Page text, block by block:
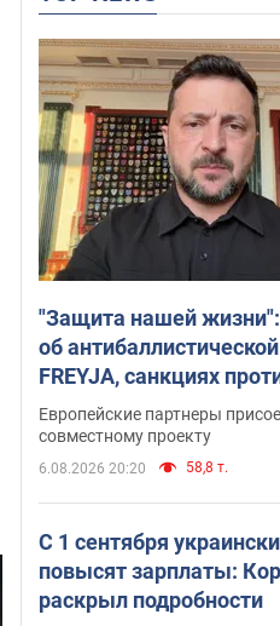
"Защита нашей
об
FREYJA, санкциях
поддержке аграриев.
Европейские партнеры
совместному проекту
6.08.2026 20:20 58,8 т.
С 1 сентября
повысят зарплаты:
раскрыл подробности